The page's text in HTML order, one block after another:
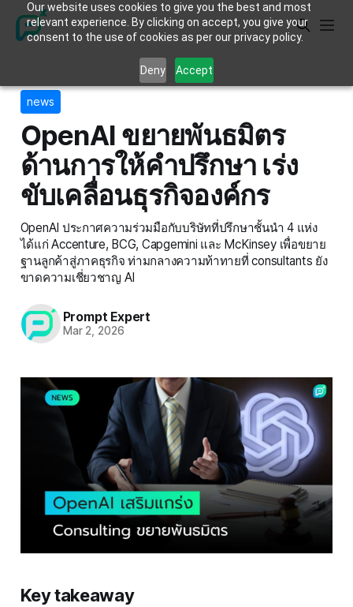
Our website uses cookies to give you the best and most
relevant experience. By clicking on accept, you give your
consent to the use of cookies as per our privacy policy.
Deny Accept
news
OpenAI ขยายพันธมิตร
ด้านการให้คำปรึกษา เร่ง
ขับเคลื่อนธุรกิจองค์กร
OpenAI ประกาศความร่วมมือกับบริษัทที่ปรึกษาชั้นนำ 4 แห่ง
ได้แก่ Accenture, BCG, Capgemini และ McKinsey เพื่อขยาย
ฐานลูกค้าสู่ภาคธุรกิจ ท่ามกลางความท้าทายที่ consultants ยัง
ขาดความเชี่ยวชาญ AI
Prompt Expert
Mar 2, 2026
Key takeaway